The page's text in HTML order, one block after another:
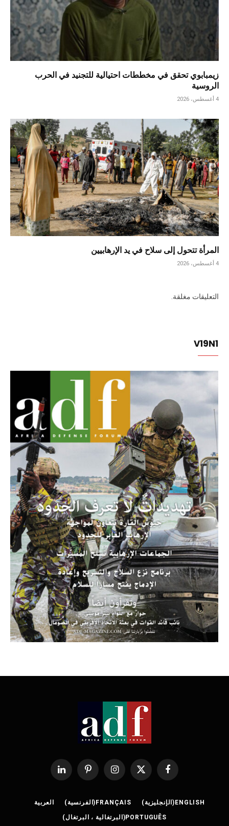
زيمبابوي تحقق في مخططات احتيالية للتجنيد في الحرب
الروسية
4 أغسطس، 2026
المرأة تتحول إلى سلاح في يد الإرهابيين
4 أغسطس، 2026
التعليقات مغلقة.
V19N1
فيسبوك
X
الانستغرامبينتيريستلينكدإن
ENGLISH
(الإنجليزية )
FRANÇAIS
(الفرنسية ) العربية
PORTUGUÊS
( البرتغالية ، البرتغال)